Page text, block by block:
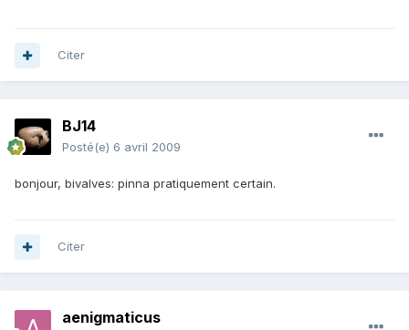
Citer
BJ14
Posté(e) 6 avril 2009
bonjour, bivalves: pinna pratiquement certain.
Citer
aenigmaticus